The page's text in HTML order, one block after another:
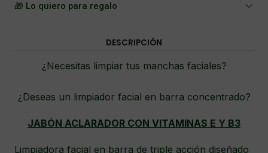
🎁 Lo quiero para regalo
DESCRIPCIÓN
¿Necesitas limpiar tus manchas faciales?
¿Deseas un limpiador facial en barra concentrado?
JABÓN ACLARADOR CON VITAMINAS E Y B3
Limpiadora facial en barra de triple acción diseñado